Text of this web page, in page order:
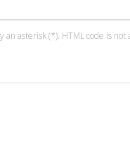
asterisk (*). HTML code is not